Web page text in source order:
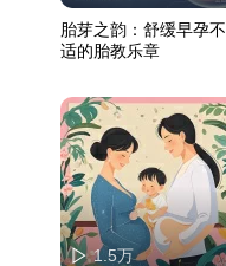
胎芽之韵：舒缓早孕不
适的胎教乐章
1.5万